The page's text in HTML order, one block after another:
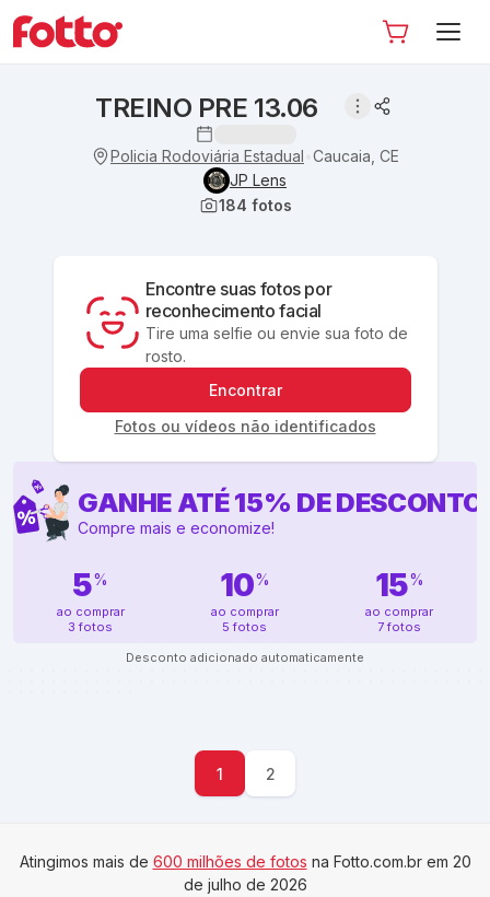
TREINO PRE 13.06
Policia Rodoviária Estadual Caucaia, CE
JP Lens
184 fotos
Encontre suas fotos por
reconhecimento facial
Tire uma selfie ou envie sua foto de
rosto.
Encontrar
Fotos ou vídeos não identificados
GANHE ATÉ15% DE DESCONTO
Compre mais e economize!
5%
ao comprar
3 fotos
10%
ao comprar
5 fotos
15%
ao comprar
7 fotos
Desconto adicionado automaticamente
1 2
Atingimos mais de 600 milhões de fotos na Fotto.com.br em 20
de julho de 2026